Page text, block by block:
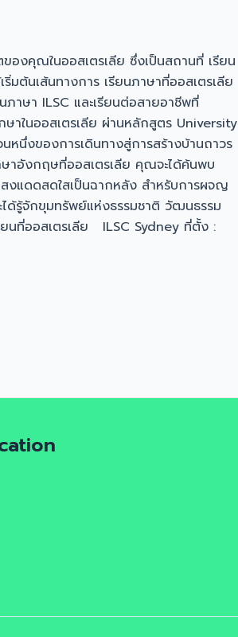
งคุณในออสเตรเลีย ซึ่งเป็นสถานที่ เรียน
มต้นเส้นทางการ เรียนภาษาที่ออสเตรเลีย
าษา ILSC และเรียนต่อสายอาชีพที่
าในออสเตรเลีย ผ่านหลักสูตร University
หนึ่งของการเดินทางสู่การสร้างบ้านถาวร
าอังกฤษที่ออสเตรเลีย คุณจะได้ค้นพบ
สงแดดสดใสเป็นฉากหลัง สำหรับการผจญ
ด้รู้จักขุมทรัพย์แห่งธรรมชาติ วัฒนธรรม
ยนที่ออสเตรเลีย ILSC Sydney ที่ตั้ง :